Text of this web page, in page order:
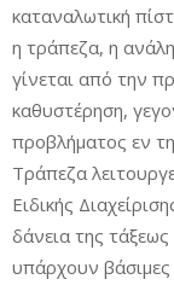
καταναλωτική
η τράπεζα, η
γίνεται από την
καθυστέρηση,
προβλήματος εν
Τράπεζα
Ειδικής
δάνεια της
υπάρχουν